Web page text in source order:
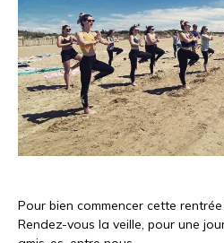
Pour bien commencer cette rentrée
Rendez-vous la veille, pour une